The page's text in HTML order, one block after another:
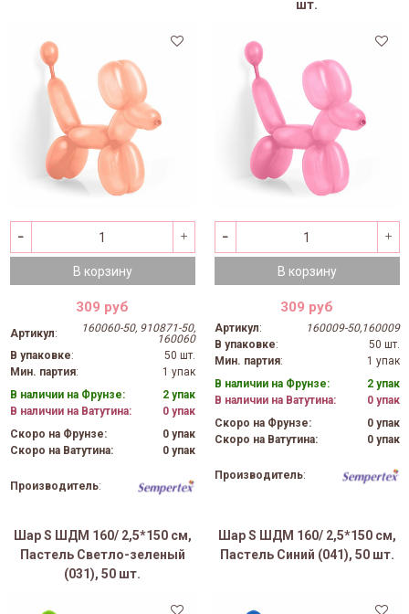
В корзину
309 руб
Артикул:
160060-50, 910871-50,
160060
В упаковке:
50 шт.
Мин. партия:
1 упак
В наличии на Фрунзе:
2 упак
В наличии на Ватутина:
0 упак
Скоро на Фрунзе:
0 упак
Скоро на Ватутина:
0 упак
Производитель:
шт.
В корзину
309 руб
Артикул:
160009-50,160009
В упаковке:
50 шт.
Мин. партия:
1 упак
В наличии на Фрунзе:
2 упак
В наличии на Ватутина:
0 упак
Скоро на Фрунзе:
0 упак
Скоро на Ватутина:
0 упак
Производитель:
Шар S ШДМ 160/ 2,5*150 см,
Пастель Светло-зеленый
(031), 50 шт.
Шар S ШДМ 160/ 2,5*150 см,
Пастель Синий (041), 50 шт.